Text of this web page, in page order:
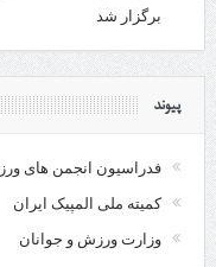
برگزار شد
پیوند
فدراسیون انجمن های
کمیته ملی المپیک ایران
وزارت ورزش و جوانان